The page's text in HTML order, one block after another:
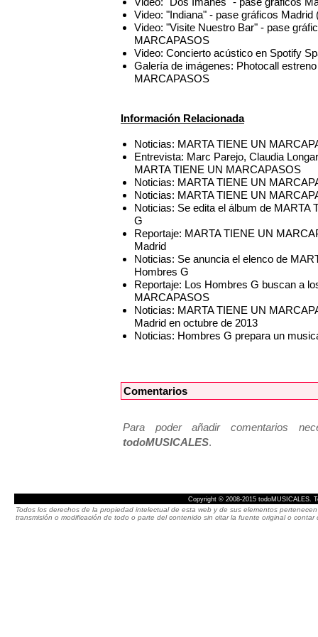
Video: "Indiana" - pase gráficos
Video: "Visite Nuestro Bar" - pase
MARCAPASOS
Video: Concierto acústico en Spotify
Galería de imágenes: Photocall
MARCAPASOS
Información Relacionada
Noticias: MARTA TIENE UN
Entrevista: Marc Parejo, Claudia
MARTA TIENE UN MARCAPASOS
Noticias: MARTA TIENE UN
Noticias: MARTA TIENE UN
Noticias: Se edita el álbum de
G
Reportaje: MARTA TIENE UN
Madrid
Noticias: Se anuncia el elenco de
Hombres G
Reportaje: Los Hombres G buscan a
MARCAPASOS
Noticias: MARTA TIENE UN
Madrid en octubre de 2013
Noticias: Hombres G prepara un
Comentarios
Para poder añadir comentarios
todoMUSICALES.
Copyright © 2008-2015 todoMUSICALES.
Todos los derechos de la propiedad intelectual de esta web y de sus elementos
transmisión o modificación de todo o parte del contenido sin citar la fuente original o